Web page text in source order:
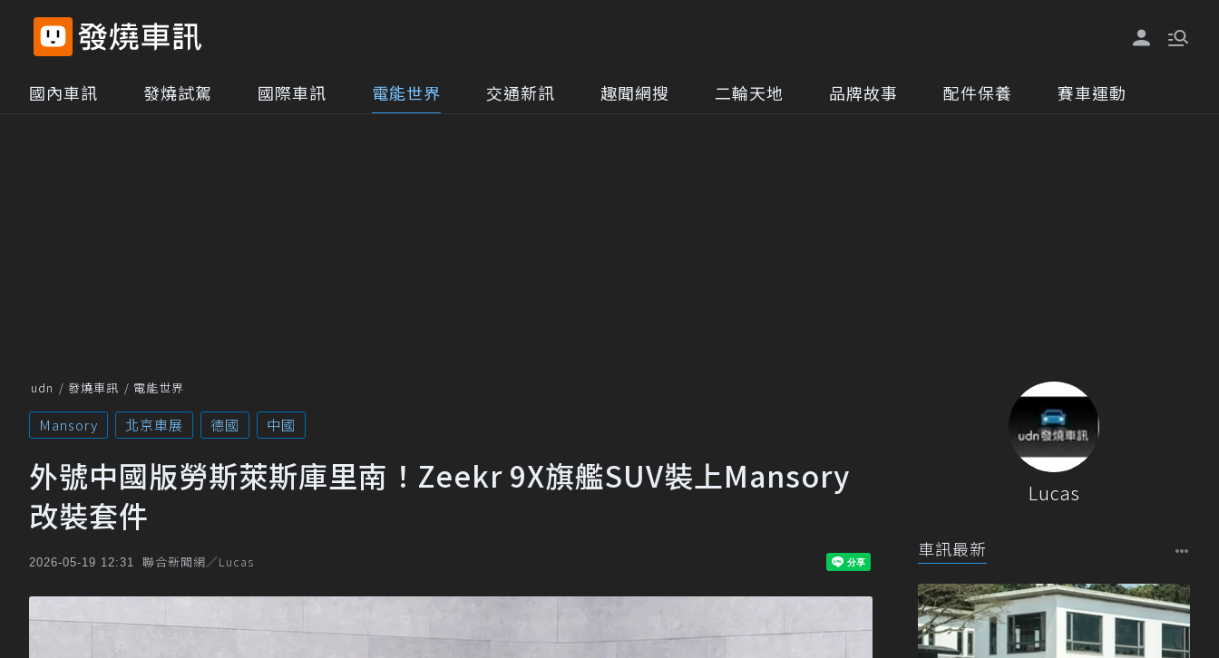
國內車訊 發燒試駕 國際車訊 電能世界 交通新訊 趣聞網搜 二輪天地 品牌故事 配件保養 賽車運動
udn 發燒車訊 電能世界
Mansory 北京車展 德國 中國
外號中國版勞斯萊斯庫里南！Zeekr 9X旗艦SUV裝上Mansory
改裝套件
2026-05-19 12:31 聯合新聞網／Lucas
Lucas
車訊最新